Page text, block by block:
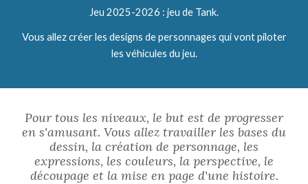
Jeu 2025-2026 : jeu de Tank.
Vous allez créer les designs de personnages qui vont piloter
les véhicules du jeu.
Pour tous les niveaux, le but est de progresser
en s'amusant. Vous allez travailler les bases du
dessin, la création de personnage, les
expressions, les couleurs, la perspective, le
découpage et la mise en page d'une histoire.